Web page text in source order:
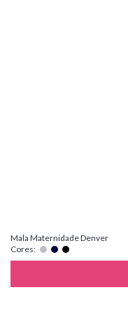
Mala Maternidade Denver
Cores: